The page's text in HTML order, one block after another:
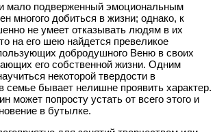
мало подверженный эмоциональным
многого добиться в жизни; однако, к
не умеет отказывать людям в их
на его шею найдется превеликое
добродушного Веню в своих
его собственной жизни. Одним
некоторой твердости в
бывает нелишне проявить характер.
может попросту устать от всего этого и
в бутылке.